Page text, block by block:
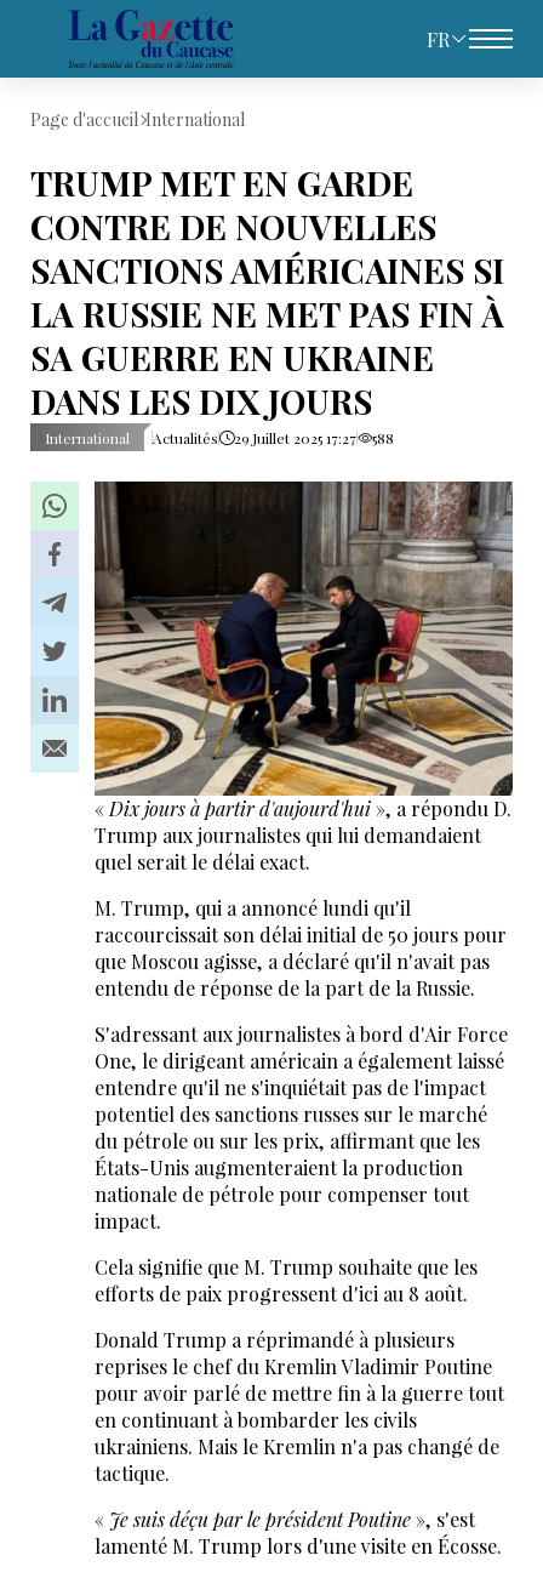
FR
Page d'accueil International
TRUMP MET EN GARDE
CONTRE DE NOUVELLES
SANCTIONS AMÉRICAINES SI
LA RUSSIE NE MET PAS FIN À
SA GUERRE EN UKRAINE
DANS LES DIX JOURS
International Actualités 29 Juillet 2025 17:27 588
«Dix jours à partir d'aujourd'hui », a répondu D.
Trump aux journalistes qui lui demandaient
quel serait le délai exact.
M. Trump, qui a annoncé lundi qu'il
raccourcissait son délai initial de 50 jours pour
que Moscou agisse, a déclaré qu'il n'avait pas
entendu de réponse de la part de la Russie.
S'adressant aux journalistes à bord d'Air Force
One, le dirigeant américain a également laissé
entendre qu'il ne s'inquiétait pas de l'impact
potentiel des sanctions russes sur le marché
du pétrole ou sur les prix, affirmant que les
États-Unis augmenteraient la production
nationale de pétrole pour compenser tout
impact.
Cela signifie que M. Trump souhaite que les
efforts de paix progressent d'ici au 8 août.
Donald Trump a réprimandé à plusieurs
reprises le chef du Kremlin Vladimir Poutine
pour avoir parlé de mettre fin à la guerre tout
en continuant à bombarder les civils
ukrainiens. Mais le Kremlin n'a pas changé de
tactique.
« Je suis déçu par le président Poutine», s'est
lamenté M. Trump lors d'une visite en Écosse.